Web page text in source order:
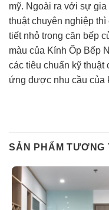
mỹ. Ngoài ra với sự
thuật chuyên nghiệp
tiết nhỏ trong căn bếp
màu của Kính Ốp Bếp
các tiêu chuẩn kỹ thuật
ứng được nhu cầu của
SẢN PHẨM TƯƠNG